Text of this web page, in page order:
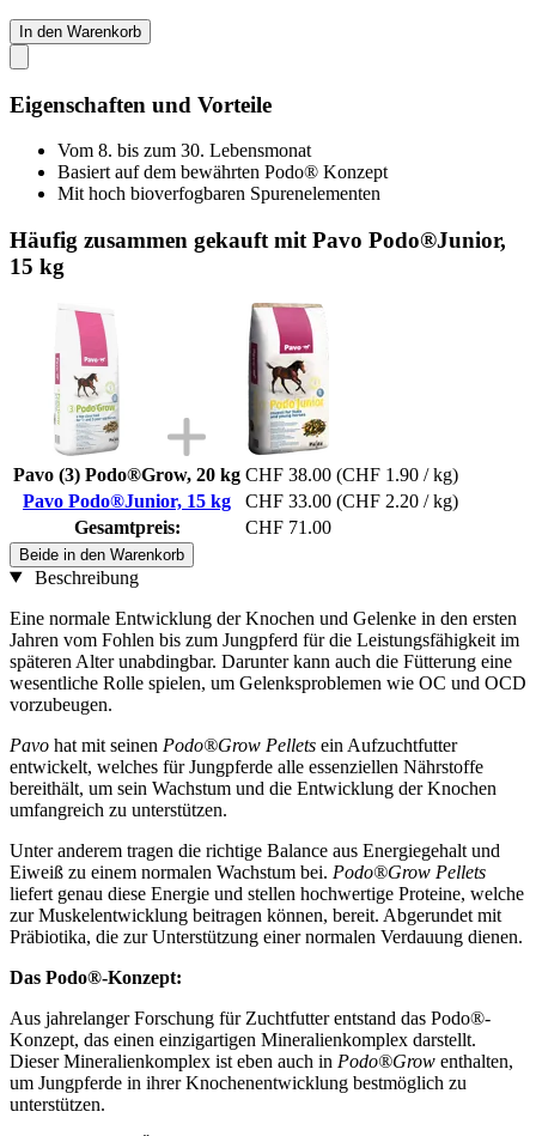
In den Warenkorb
Eigenschaften und Vorteile
Vom 8. bis zum 30. Lebensmonat
Basiert auf dem bewährten Podo® Konzept
Mit hoch bioverfogbaren Spurenelementen
Häufig zusammen gekauft mit Pavo Podo®Junior,
15 kg
Pavo (3) Podo®Grow, 20 kg CHF 38.00 (CHF 1.90 / kg)
Pavo Podo®Junior, 15 kg
CHF 33.00 (CHF 2.20 / kg)
Gesamtpreis:
CHF 71.00
Beide in den Warenkorb
Beschreibung
Eine normale Entwicklung der Knochen und Gelenke in den ersten
Jahren vom Fohlen bis zum Jungpferd für die Leistungsfähigkeit im
späteren Alter unabdingbar. Darunter kann auch die Fütterung eine
wesentliche Rolle spielen, um Gelenksproblemen wie OC und OCD
vorzubeugen.
Pavo hat mit seinen Podo®Grow Pellets ein Aufzuchtfutter
entwickelt, welches für Jungpferde alle essenziellen Nährstoffe
bereithält, um sein Wachstum und die Entwicklung der Knochen
umfangreich zu unterstützen.
Unter anderem tragen die richtige Balance aus Energiegehalt und
Eiweiß zu einem normalen Wachstum bei. Podo®Grow Pellets
liefert genau diese Energie und stellen hochwertige Proteine, welche
zur Muskelentwicklung beitragen können, bereit. Abgerundet mit
Präbiotika, die zur Unterstützung einer normalen Verdauung dienen.
Das Podo®-Konzept:
Aus jahrelanger Forschung für Zuchtfutter entstand das Podo®-
Konzept, das einen einzigartigen Mineralienkomplex darstellt.
Dieser Mineralienkomplex ist eben auch in Podo®Grow enthalten,
um Jungpferde in ihrer Knochenentwicklung bestmöglich zu
unterstützen.